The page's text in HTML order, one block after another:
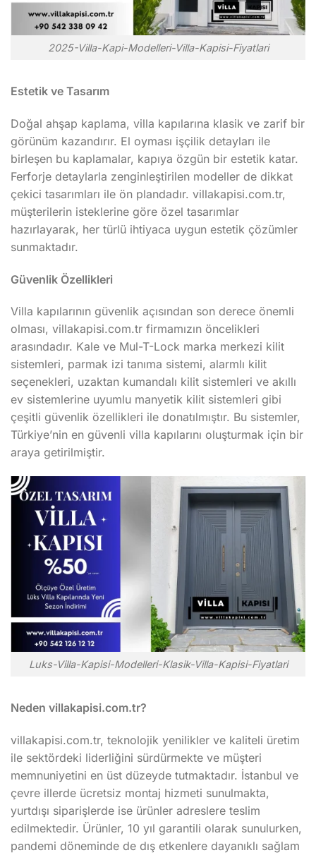
2025-Villa-Kapi-Modelleri-Villa-Kapisi-Fiyatlari
Estetik ve Tasarım
Doğal ahşap kaplama, villa kapılarına klasik ve zarif bir
görünüm kazandırır. El oyması işçilik detayları ile
birleşen bu kaplamalar, kapıya özgün bir estetik katar.
Ferforje detaylarla zenginleştirilen modeller de dikkat
çekici tasarımları ile ön plandadır. villakapisi.com.tr,
müşterilerin isteklerine göre özel tasarımlar
hazırlayarak, her türlü ihtiyaca uygun estetik çözümler
sunmaktadır.
Güvenlik Özellikleri
Villa kapılarının güvenlik açısından son derece önemli
olması, villakapisi.com.tr firmamızın öncelikleri
arasındadır. Kale ve Mul-T-Lock marka merkezi kilit
sistemleri, parmak izi tanıma sistemi, alarmlı kilit
seçenekleri, uzaktan kumandalı kilit sistemleri ve akıllı
ev sistemlerine uyumlu manyetik kilit sistemleri gibi
çeşitli güvenlik özellikleri ile donatılmıştır. Bu sistemler,
Türkiye’nin en güvenli villa kapılarını oluşturmak için bir
araya getirilmiştir.
Luks-Villa-Kapisi-Modelleri-Klasik-Villa-Kapisi-Fiyatlari
Neden villakapisi.com.tr?
villakapisi.com.tr, teknolojik yenilikler ve kaliteli üretim
ile sektördeki liderliğini sürdürmekte ve müşteri
memnuniyetini en üst düzeyde tutmaktadır. İstanbul ve
çevre illerde ücretsiz montaj hizmeti sunulmakta,
yurtdışı siparişlerde ise ürünler adreslere teslim
edilmektedir. Ürünler, 10 yıl garantili olarak sunulurken,
pandemi döneminde de dış etkenlere dayanıklı sağlam